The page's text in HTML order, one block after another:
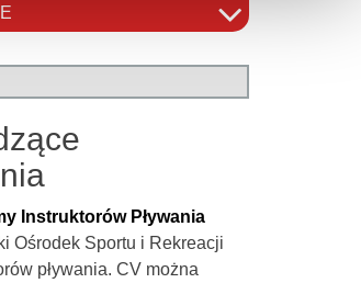
Instruktorów Pływania
Ośrodek Sportu i Rekreacji
pływania. CV można